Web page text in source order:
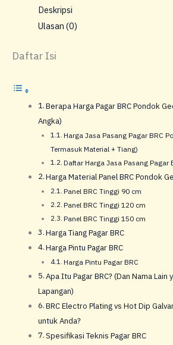
Deskripsi
Ulasan (0)
Daftar Isi
Berapa Harga Pagar BRC Pondok
Angka)
Harga Jasa Pasang Pagar BRC
Termasuk Material + Tiang)
Daftar Harga Jasa Pasang Pagar
Harga Material Panel BRC Pondok
Panel BRC Tinggi 90 cm
Panel BRC Tinggi 120 cm
Panel BRC Tinggi 150 cm
Harga Tiang Pagar BRC
Harga Pintu Pagar BRC
Harga Pintu Pagar BRC
Apa Itu Pagar BRC? (Dan Nama Lain
Lapangan)
BRC Electro Plating vs Hot Dip
untuk Anda?
Spesifikasi Teknis Pagar BRC